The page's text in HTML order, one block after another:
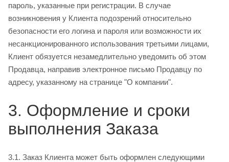
пароль, указанные при регистрации. В случае
возникновения у Клиента подозрений относительно
безопасности его логина и пароля или возможности их
несанкционированного использования третьими лицами,
Клиент обязуется незамедлительно уведомить об этом
Продавца, направив электронное письмо Продавцу по
адресу, указанному на странице "О компании".
3. Оформление и сроки
выполнения Заказа
3.1. Заказ Клиента может быть оформлен следующими